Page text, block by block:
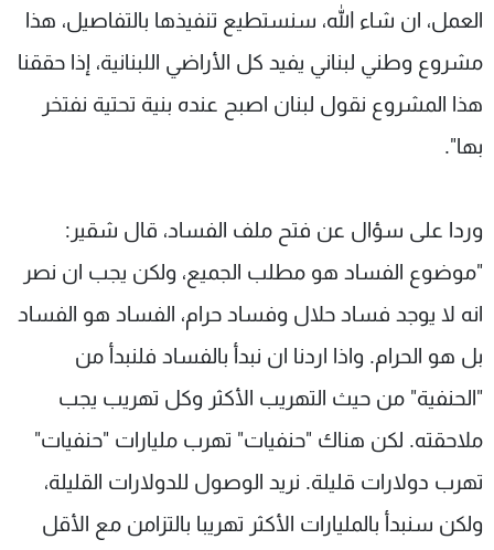
العمل، ان شاء الله، سنستطيع تنفيذها بالتفاصيل، هذا
مشروع وطني لبناني يفيد كل الأراضي اللبنانية، إذا حققنا
هذا المشروع نقول لبنان اصبح عنده بنية تحتية نفتخر
بها".
وردا على سؤال عن فتح ملف الفساد، قال شقير:
"موضوع الفساد هو مطلب الجميع، ولكن يجب ان نصر
انه لا يوجد فساد حلال وفساد حرام، الفساد هو الفساد
بل هو الحرام. واذا اردنا ان نبدأ بالفساد فلنبدأ من
"الحنفية" من حيث التهريب الأكثر وكل تهريب يجب
ملاحقته. لكن هناك "حنفيات" تهرب مليارات "حنفيات"
تهرب دولارات قليلة. نريد الوصول للدولارات القليلة،
ولكن سنبدأ بالمليارات الأكثر تهريبا بالتزامن مع الأقل